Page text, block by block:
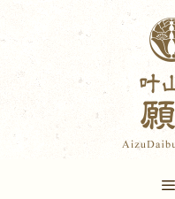
to
content